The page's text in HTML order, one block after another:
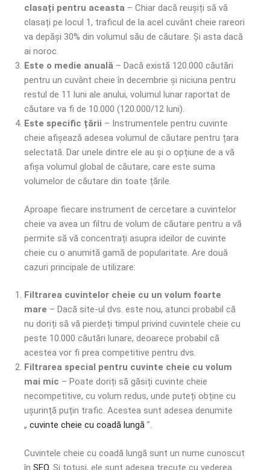
clasați pentru aceasta – Chiar dacă reușiți să vă
clasați pe locul 1, traficul de la acel cuvânt cheie rareori
va depăși 30% din volumul său de căutare. Și asta dacă
ai noroc.
Este o medie anuală – Dacă există 120.000 căutări
pentru un cuvânt cheie în decembrie și niciuna pentru
restul de 11 luni ale anului, volumul lunar raportat de
căutare va fi de 10.000 (120.000/12 luni).
Este specific țării – Instrumentele pentru cuvinte
cheie afișează adesea volumul de căutare pentru țara
selectată. Dar unele dintre ele au și o opțiune de a vă
afișa volumul global de căutare, care este suma
volumelor de căutare din toate țările.
Aproape fiecare instrument de cercetare a cuvintelor
cheie va avea un filtru de volum de căutare pentru a vă
permite să vă concentrați asupra ideilor de cuvinte
cheie cu o anumită gamă de popularitate. Are două
cazuri principale de utilizare:
Filtrarea cuvintelor cheie cu un volum foarte
mare – Dacă site-ul dvs. este nou, atunci probabil că
nu doriți să vă pierdeți timpul privind cuvintele cheie cu
peste 10.000 căutări lunare, deoarece probabil că
acestea vor fi prea competitive pentru dvs.
Filtrarea special pentru cuvinte cheie cu volum
mai mic – Poate doriți să găsiți cuvinte cheie
necompetitive, cu volum redus, unde puteți obține cu
ușurință puțin trafic. Acestea sunt adesea denumite
„ cuvinte cheie cu coadă lungă ”.
Cuvintele cheie cu coadă lungă sunt un nume cunoscut
în SEO. Și totuși, ele sunt adesea trecute cu vederea.